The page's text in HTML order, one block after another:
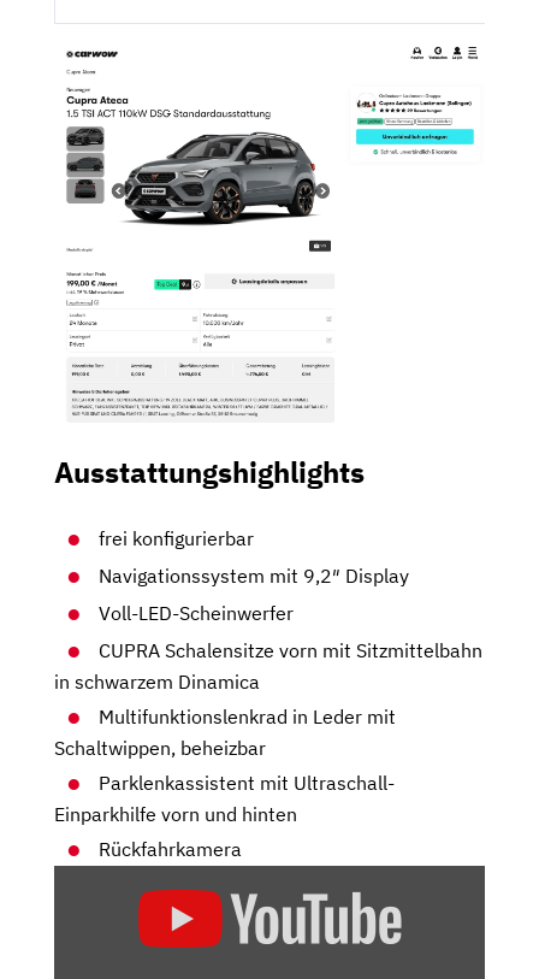
Ausstattungshighlights
frei konfigurierbar
Navigationssystem mit 9,2″ Display
Voll-LED-Scheinwerfer
CUPRA Schalensitze vorn mit Sitzmittelbahn
in schwarzem Dinamica
Multifunktionslenkrad in Leder mit
Schaltwippen, beheizbar
Parklenkassistent mit Ultraschall-
Einparkhilfe vorn und hinten
Rückfahrkamera